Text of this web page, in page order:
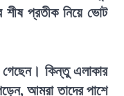
শীষ প্রতীক নিয়ে ভোট
গেছেন। কিন্তু এলাকার
আমরা তাদের পাশে